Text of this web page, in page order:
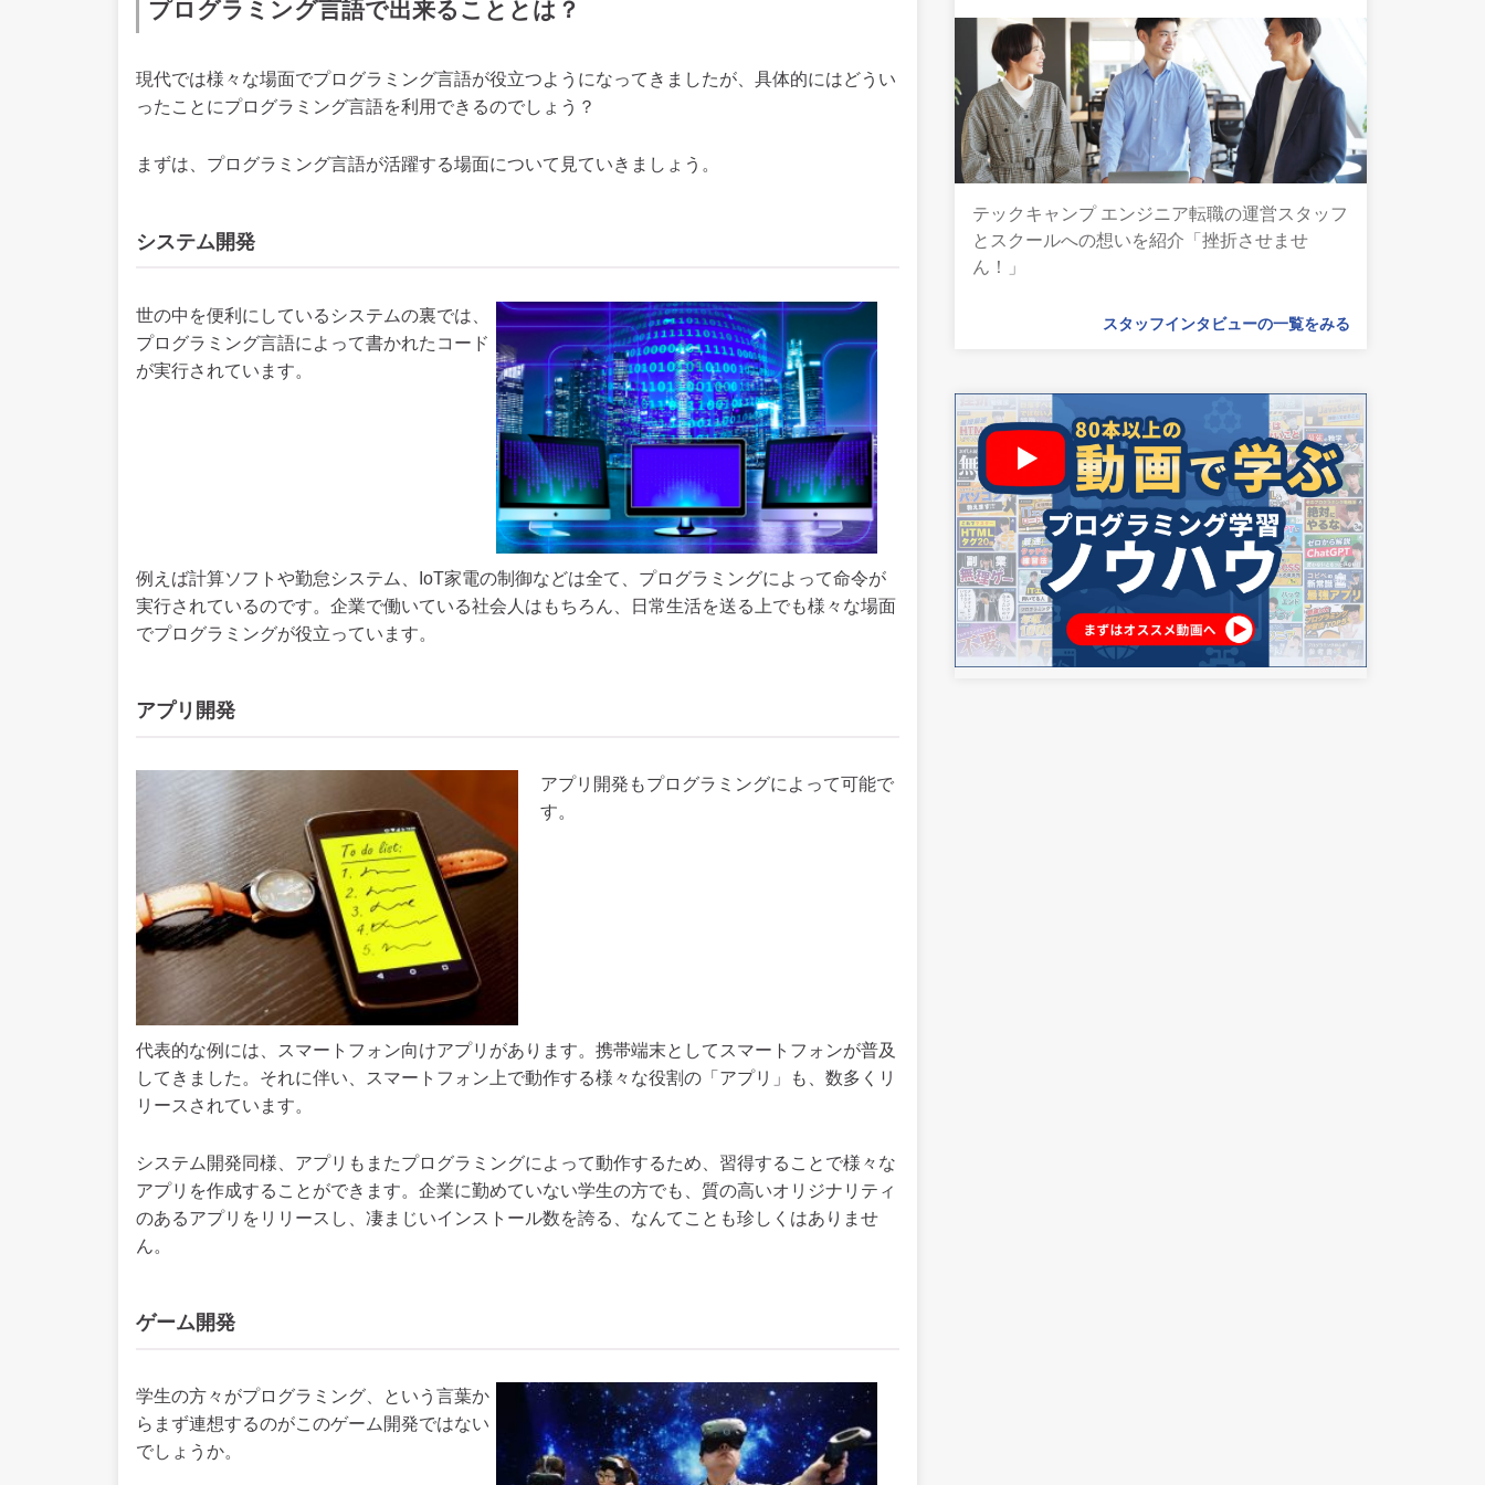
プログラミング言語で出来ることとは？
現代では様々な場面でプログラミング言語が役立つようになってきましたが、具体的にはどうい
ったことにプログラミング言語を利用できるのでしょう？
まずは、プログラミング言語が活躍する場面について見ていきましょう。
システム開発
世の中を便利にしているシステムの裏では、
プログラミング言語によって書かれたコード
が実行されています。
例えば計算ソフトや勤怠システム、IoT家電の制御などは全て、プログラミングによって命令が
実行されているのです。企業で働いている社会人はもちろん、日常生活を送る上でも様々な場面
でプログラミングが役立っています。
アプリ開発
アプリ開発もプログラミングによって可能で
す。
代表的な例には、スマートフォン向けアプリがあります。 携帯端末としてスマートフォンが普及
してきました。それに伴い、スマートフォン上で動作する様々な役割の「アプリ」も、数多くリ
リースされています。
システム開発同様、アプリもまたプログラミングによって動作するため、習得することで様々な
アプリを作成することができます。企業に勤めていない学生の方でも、質の高いオリジナリティ
のあるアプリをリリースし、凄まじいインストール数を誇る、なんてことも珍しくはありませ
ん。
ゲーム開発
学生の方々がプログラミング、という言葉か
らまず連想するのがこのゲーム開発ではない
でしょうか。
テックキャンプ エンジニア転職の運営スタッフ
とスクールへの想いを紹介「挫折させませ
ん！」
スタッフインタビューの一覧をみる